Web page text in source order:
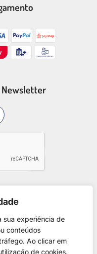
sua experiência de
conteúdos
Ao clicar em
de cookies.
Newsletter